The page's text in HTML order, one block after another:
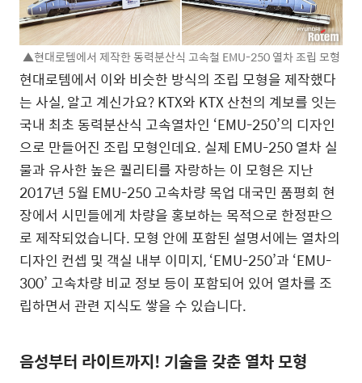
▲현대로템에서 제작한 동력분산식 고속철 EMU-250 열차 조립 모형
현대로템에서 이와 비슷한 방식의 조립 모형을 제작했다
는 사실, 알고 계신가요? KTX와 KTX 산천의 계보를 잇는
국내 최초 동력분산식 고속열차인 ‘EMU-250’의 디자인
으로 만들어진 조립 모형인데요. 실제 EMU-250 열차 실
물과 유사한 높은 퀄리티를 자랑하는 이 모형은 지난
2017년 5월 EMU-250 고속차량 목업 대국민 품평회 현
장에서 시민들에게 차량을 홍보하는 목적으로 한정판으
로 제작되었습니다. 모형 안에 포함된 설명서에는 열차의
디자인 컨셉 및 객실 내부 이미지, ‘EMU-250’과 ‘EMU-
300’ 고속차량 비교 정보 등이 포함되어 있어 열차를 조
립하면서 관련 지식도 쌓을 수 있습니다.
음성부터 라이트까지! 기술을 갖춘 열차 모형